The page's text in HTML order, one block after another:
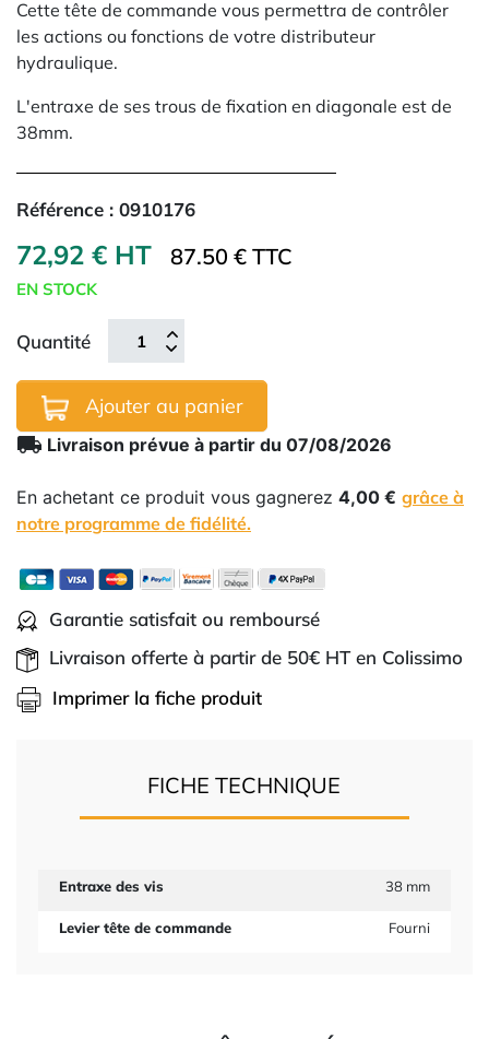
Cette tête de commande vous permettra de contrôler
les actions ou fonctions de votre distributeur
hydraulique.
L'entraxe de ses trous de fixation en diagonale est de
38mm.
Référence : 0910176
72,92 € HT 87.50 € TTC
EN STOCK
Quantité
Ajouter au panier
local_shipping Livraison prévue à partir du 07/08/2026
En achetant ce produit vous gagnerez 4,00 € grâce à
notre programme de fidélité.
Garantie satisfait ou remboursé
Livraison offerte à partir de 50€ HT en Colissimo
Imprimer la fiche produit
FICHE TECHNIQUE
Entraxe des vis 38 mm
Levier tête de commande Fourni